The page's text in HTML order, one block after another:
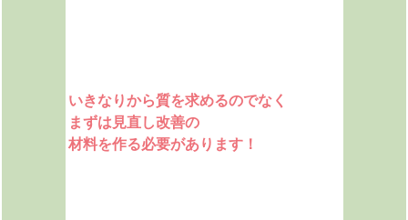
いきなりから質を求めるのでなく
まずは見直し改善の
材料を作る必要があります！